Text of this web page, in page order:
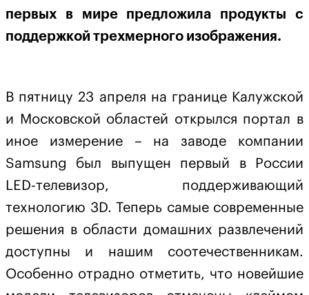
первых в мире предложила продукты с
поддержкой трехмерного изображения.
В пятницу 23 апреля на границе Калужской
и Московской областей открылся портал в
иное измерение – на заводе компании
Samsung был выпущен первый в России
LED-телевизор, поддерживающий
технологию 3D. Теперь самые современные
решения в области домашних развлечений
доступны и нашим соотечественникам.
Особенно отрадно отметить, что новейшие